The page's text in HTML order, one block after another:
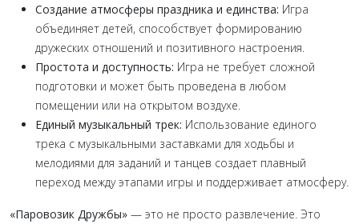
Создание атмосферы праздника и единства: Игра
объединяет детей, способствует формированию
дружеских отношений и позитивного настроения.
Простота и доступность: Игра не требует сложной
подготовки и может быть проведена в любом
помещении или на открытом воздухе.
Единый музыкальный трек: Использование единого
трека с музыкальными заставками для ходьбы и
мелодиями для заданий и танцев создает плавный
переход между этапами игры и поддерживает атмосферу.
«Паровозик Дружбы» — это не просто развлечение. Это